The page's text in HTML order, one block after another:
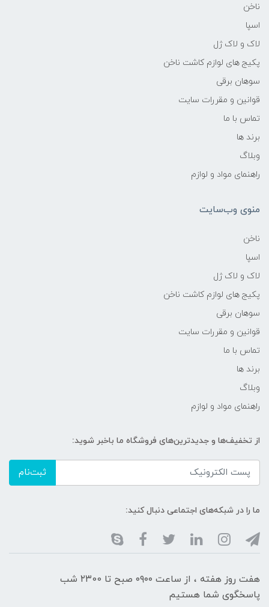
ناخن
اسپا
لاک و لاک ژل
پکیج های لوازم کاشت ناخن
سوهان برقی
قوانین و مقررات سایت
تماس با ما
برند ها
وبلاگ
راهنمای مواد و لوازم
منوی وب‌سایت
ناخن
اسپا
لاک و لاک ژل
پکیج های لوازم کاشت ناخن
سوهان برقی
قوانین و مقررات سایت
تماس با ما
برند ها
وبلاگ
راهنمای مواد و لوازم
از تخفیف‌ها و جدیدترین‌های فروشگاه ما باخبر شوید:
ثبت‌نام
ما را در شبکه‌های اجتماعی دنبال کنید:
هفت روز هفته ، از ساعت ۰۹۰۰ صبح تا ۲۳00 شب
پاسخگوی شما هستیم